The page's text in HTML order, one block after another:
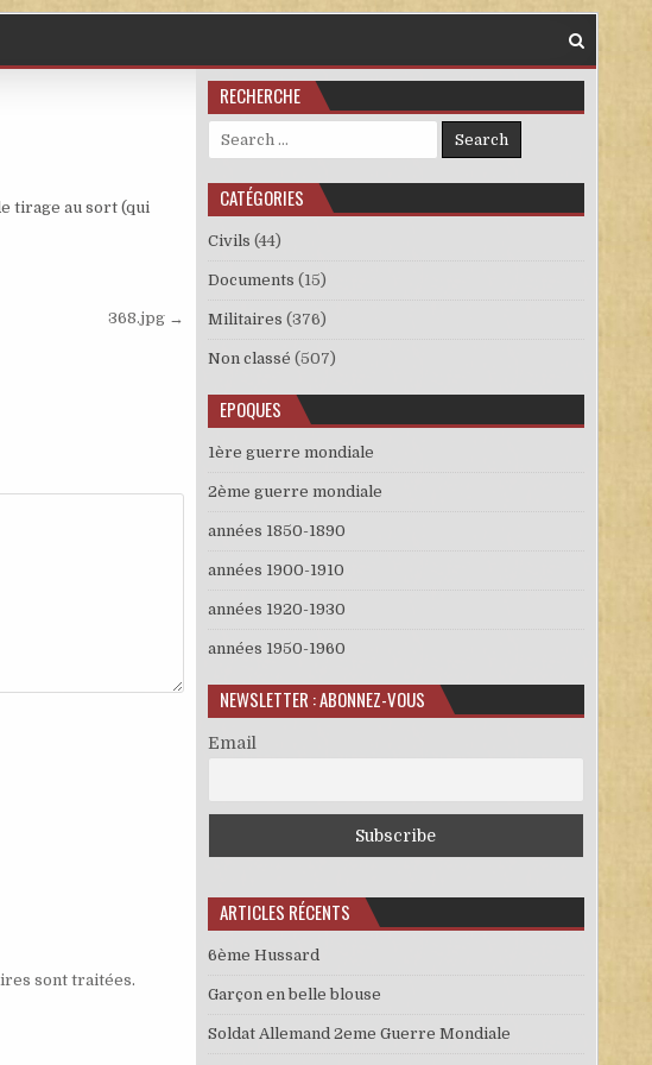
tirage au sort (qui
368.jpg →
sont traitées.
RECHERCHE
Search for:
CATÉGORIES
Civils (44)
Documents (15)
Militaires (376)
Non classé (507)
EPOQUES
1ère guerre mondiale
2ème guerre mondiale
années 1850-1890
années 1900-1910
années 1920-1930
années 1950-1960
NEWSLETTER : ABONNEZ-VOUS
Email
ARTICLES RÉCENTS
6ème Hussard
Garçon en belle blouse
Soldat Allemand 2eme Guerre Mondiale